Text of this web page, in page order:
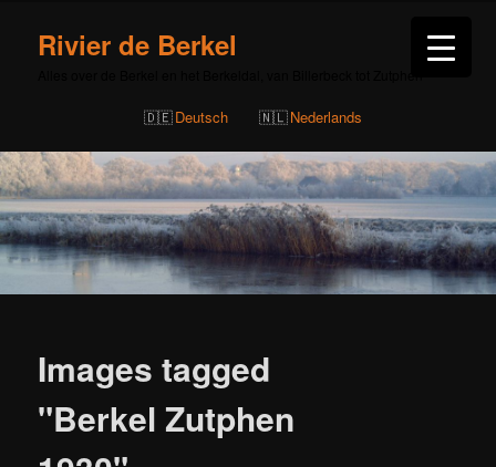
Rivier de Berkel
Deutsch Nederlands
Images tagged
"Berkel Zutphen